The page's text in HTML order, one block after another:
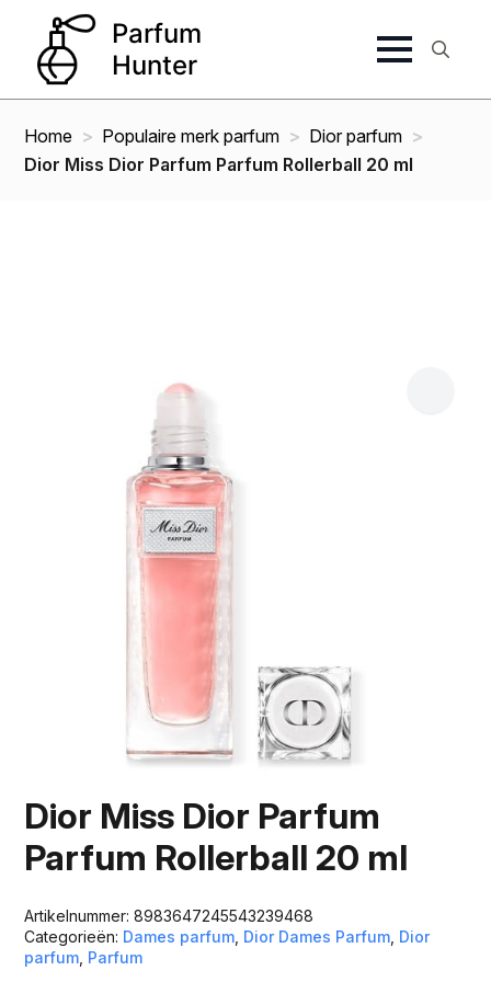
Home Populaire merk parfum
Dior parfum
Dior Miss Dior Parfum Parfum Rollerball 20 ml
Dior Miss Dior Parfum
Parfum Rollerball 20 ml
Artikelnummer:8983647245543239468
Categorieën: Dames parfum Dior Dames Parfum Dior
parfum Parfum